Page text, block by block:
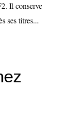
Il conserve
ses titres...